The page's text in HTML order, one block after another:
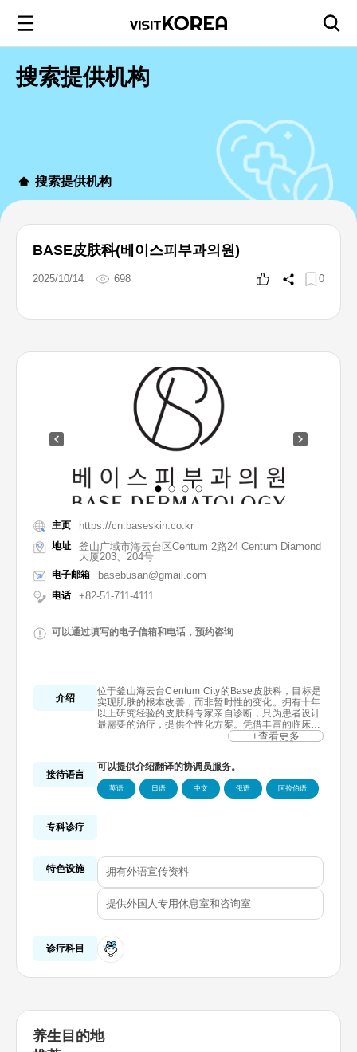
搜索提供机构
搜索提供机构
BASE皮肤科(베이스피부과의원)
2025/10/14 698 0
主页 https://cn.baseskin.co.kr
地址
釜山广域市海云台区Centum 2路24 Centum Diamond
大厦203、204号
电子邮箱 basebusan@gmail.com
电话 +82-51-711-4111
可以通过填写的电子信箱和电话，预约咨询
介绍
位于釜山海云台Centum City的Base皮肤科，目标是
实现肌肤的根本改善，而非暂时性的变化。拥有十年
以上研究经验的皮肤科专家亲自诊断，只为患者设计
最需要的治疗，提供个性化方案。凭借丰富的临床经
验与细致的护理，开展提拉、皮肤再生、皮肤注射、
+查看更多
接待语言
可以提供介绍翻译的协调员服务。
英语 日语 中文 俄语 阿拉伯语
专科诊疗
特色设施 拥有外语宣传资料
提供外国人专用休息室和咨询室
诊疗科目
养生目的地